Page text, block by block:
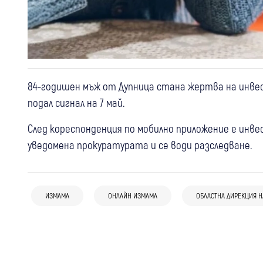
84-годишен мъж от Дупница стана жертва на
подал сигнал на 7 май.
След кореспонденция по мобилно приложение е
уведомена прокуратурата и се води разследване.
ИЗМАМА ОНЛАЙН ИЗМАМА ОБЛАСТНА ДИРЕКЦИЯ
Стрелба с въздушна пушка в жилищен
блок в Кюстендил:Полицията разследва
закусвалня в Кюстендил – полицията
Удар пред кръгово в Кюстендил: 76-